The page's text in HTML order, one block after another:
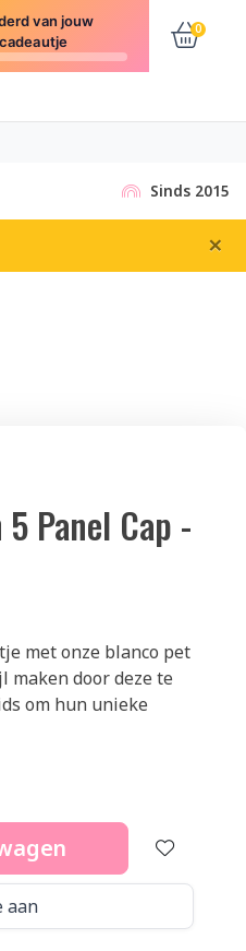
van jouw
0
Sinds 2015
×
Panel Cap -
met onze blanco pet
maken door deze te
om hun unieke
aan